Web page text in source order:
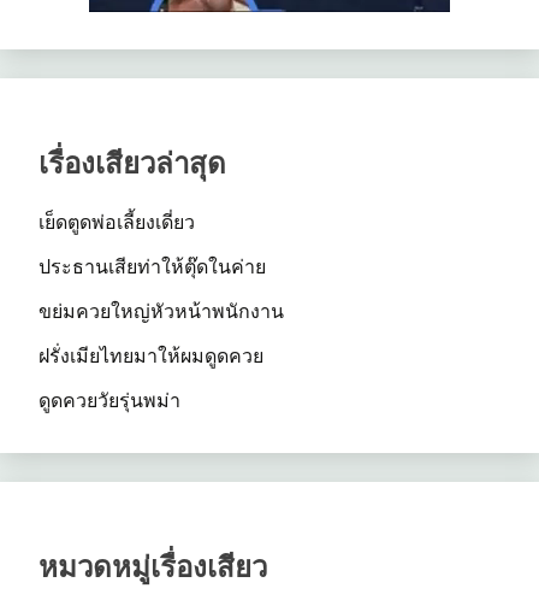
เรื่องเสียวล่าสุด
เย็ดตูดพ่อเลี้ยงเดี่ยว
ประธานเสียท่าให้ตุ๊ดในค่าย
ขย่มควยใหญ่หัวหน้าพนักงาน
ฝรั่งเมียไทยมาให้ผมดูดควย
ดูดควยวัยรุ่นพม่า
หมวดหมู่เรื่องเสียว